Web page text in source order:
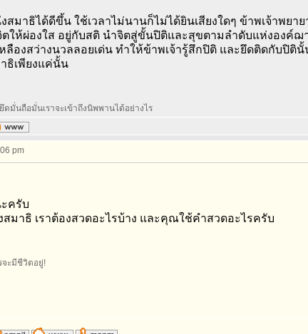
สมาธิได้ดีขึ้น ใช้เวลาไม่นานก็ไม่ได้ยินเสียงใดๆ ข้าพเจ้าพยา
ให้ผ่องใส อยู่กับสติ นำจิตสู่ขั้นปิติและสุขตามลำดับแห่งองค์ฌ
ลืองสว่างนวลลอยเด่น ทำให้ข้าพเจ้ารู้สึกปิติ และยึดติดกับปิติ
ธิเพียงแค่นั้น
มั่นถือมั่นเราจะเข้าถึงนิพพานได้อย่างไร
pm
ครับ
มาธิ เราต้องสวดอะไรบ้าง และคุณใช้คำสวดอะไรครับ
ะมีชีวิตอยู่!